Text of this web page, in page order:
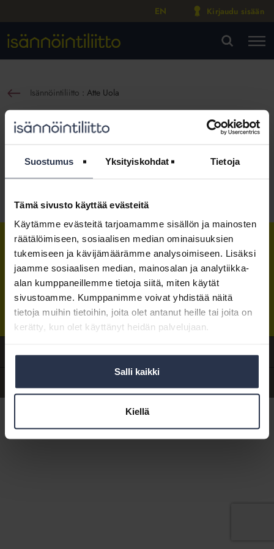
Suostumus Yksityiskohdat Tietoja
Tämä sivusto käyttää evästeitä
Käytämme evästeitä tarjoamamme sisällön ja mainosten
räätälöimiseen, sosiaalisen median ominaisuuksien
tukemiseen ja kävijämäärämme analysoimiseen. Lisäksi
jaamme sosiaalisen median, mainosalan ja analytiikka-
alan kumppaneillemme tietoja siitä, miten käytät
sivustoamme. Kumppanimme voivat yhdistää näitä
tietoja muihin tietoihin, joita olet antanut heille tai joita on
kerätty, kun olet käyttänyt heidän palvelujaan.
Salli kaikki
Kiellä
EN Kirjaudu sisään
Isännöintiliitto :Atte Uola
Atte Uola
Jaa somessa
Isännöintiliitto
LinkedInissä
Isännöintiliitto
Facebookissa
Isännöintiliitto
Instagrammissa
Isännöintiliiton toimistosijaitsee Hakaniemessä Helsingissä.
Postiosoite:PL 1370, 00101 HelsinkiSähköpostit:
etunimi.sukunimi@isannointiliitto.fi
Tietosuoja Hallitse evästeasetuksia